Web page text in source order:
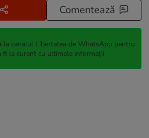
Comentează
la canalul Libertatea de WhatsApp pentru
fi la curent cu ultimele informații